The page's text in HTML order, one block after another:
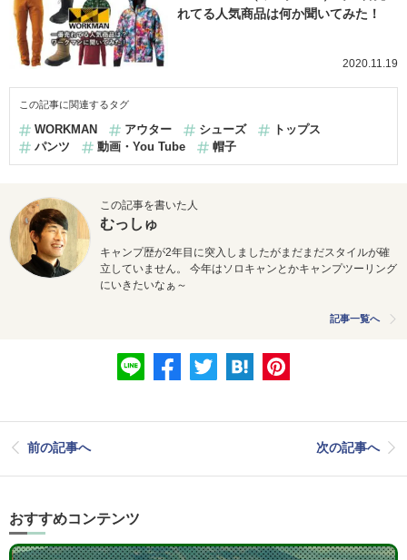
れてる人気商品は何か聞いてみた！
2020.11.19
この記事に関連するタグ
WORKMAN アウター シューズ
トップス
パンツ
動画・You Tube 帽子
この記事を書いた人
むっしゅ
キャンプ歴が2年目に突入しましたがまだまだスタイルが確
立していません。 今年はソロキャンとかキャンプツーリング
にいきたいなぁ～
記事一覧へ
前の記事へ 次の記事へ
おすすめコンテンツ